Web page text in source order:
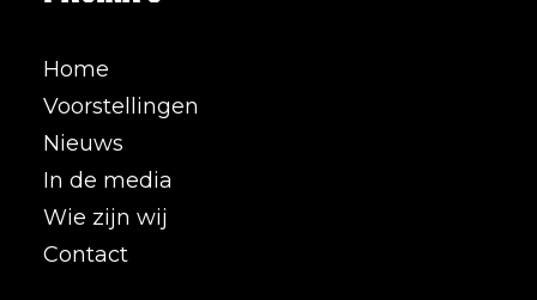
Home
Voorstellingen
Nieuws
In de media
Wie zijn wij
Contact